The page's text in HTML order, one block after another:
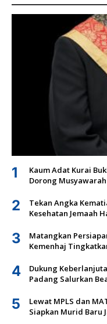
1
Kaum Adat Kurai
Dorong
2
Tekan Angka
Kesehatan Jemaah
3
Matangkan
Kemenhaj
4
Dukung
Padang Salurkan
5
Lewat MPLS dan
Siapkan Murid Baru